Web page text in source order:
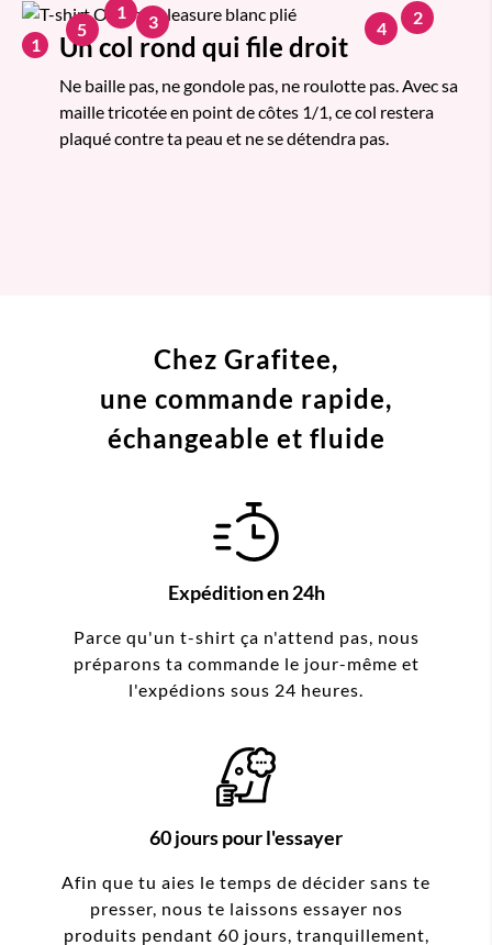
1 Un col rond qui file droit
Ne baille pas, ne gondole pas, ne roulotte pas. Avec sa
maille tricotée en point de côtes 1/1, ce col restera
plaqué contre ta peau et ne se détendra pas.
1 2
3 4
5
Chez Grafitee,
une commande rapide,
échangeable et fluide
Expédition en 24h
Parce qu'un t-shirt ça n'attend pas, nous
préparons ta commande le jour-même et
l'expédions sous 24 heures.
60 jours pour l'essayer
Afin que tu aies le temps de décider sans te
presser, nous te laissons essayer nos
produits pendant 60 jours, tranquillement,